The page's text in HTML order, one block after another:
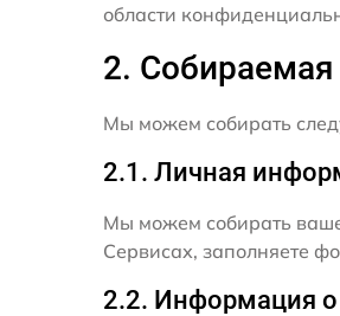
области
2.
Мы можем собирать
2.1. Личная
Мы можем собирать
Сервисах, заполняете
2.2. Информация